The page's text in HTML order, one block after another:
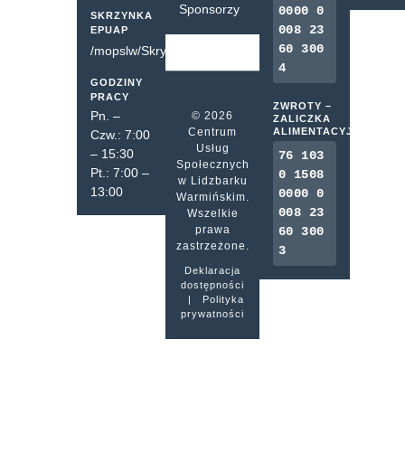
SKRZYNKA
EPUAP
/mopslw/SkrytkaESP
GODZINY
PRACY
Pn. –
Czw.: 7:00
– 15:30
Pt.: 7:00 –
13:00
Sponsorzy
© 2026
Centrum
Usług
Społecznych
w Lidzbarku
Warmińskim.
Wszelkie
prawa
zastrzeżone.
Deklaracja
dostępności
|
Polityka
prywatności
0000 0
008 23
60 300
4
ZWROTY –
ZALICZKA
ALIMENTACYJNA
76 103
0 1508
0000 0
008 23
60 300
3